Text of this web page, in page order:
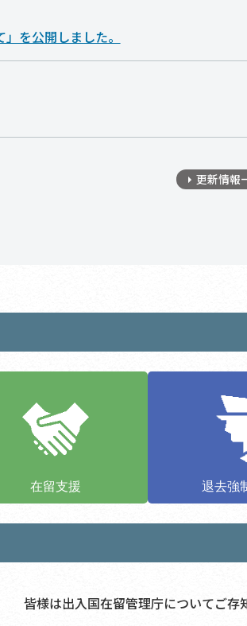
を公開しました。
更新情報
在留支援 退去強
皆様は出入国在留管理庁についてご存